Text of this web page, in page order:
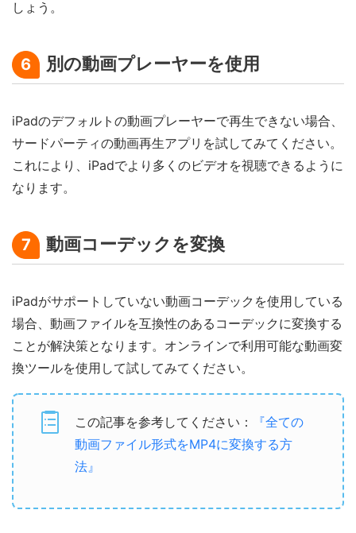
しょう。
6 別の動画プレーヤーを使用
iPadのデフォルトの動画プレーヤーで再生できない場合、
サードパーティの動画再生アプリを試してみてください。
これにより、iPadでより多くのビデオを視聴できるように
なります。
7 動画コーデックを変換
iPadがサポートしていない動画コーデックを使用している
場合、動画ファイルを互換性のあるコーデックに変換する
ことが解決策となります。オンラインで利用可能な動画変
換ツールを使用して試してみてください。
この記事を参考してください：
『全ての
動画ファイル形式をMP4に変換する方
法』